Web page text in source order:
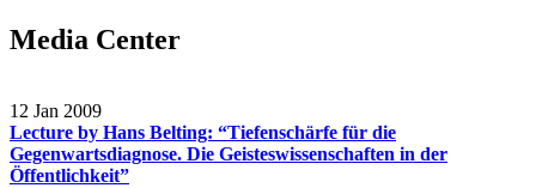
Media Center
12 Jan 2009
Lecture by Hans Belting: “Tiefenschärfe für die
Gegenwartsdiagnose. Die Geisteswissenschaften in der
Öffentlichkeit”